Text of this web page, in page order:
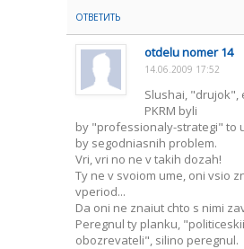
ОТВЕТИТЬ
otdelu nomer 14
14.06.2009 17:52
Slushai, "drujok",
PKRM byli
by "professionaly-strategi" to
by segodniasnih problem.
Vri, vri no ne v takih dozah!
Ty ne v svoiom ume, oni vsio
vperiod...
Da oni ne znaiut chto s nimi
Peregnul ty planku, "politiceskii
obozrevateli", silino peregnul.